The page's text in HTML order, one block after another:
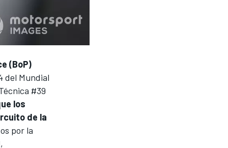
(BoP)
del Mundial
#39
los
de la
por la